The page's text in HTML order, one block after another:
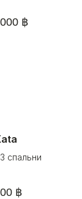
฿
спальни
฿